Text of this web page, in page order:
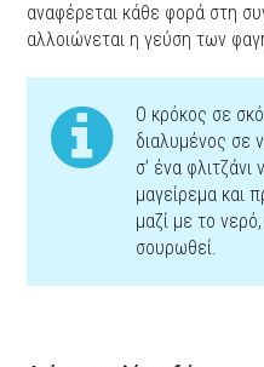
αναφέρεται κάθε φορά στη
αλλοιώνεται η γεύση των
Ο κρόκος σε
διαλυμένος σε
σ’ ένα
μαγείρεμα και
μαζί με το
σουρωθεί.